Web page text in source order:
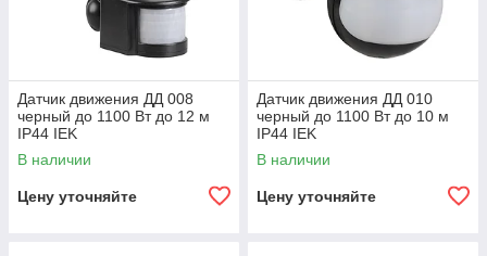
Датчик движения ДД 008
черный до 1100 Вт до 12 м
IP44 IEK
В наличии
Цену уточняйте
Датчик движения ДД 010
черный до 1100 Вт до 10 м
IP44 IEK
В наличии
Цену уточняйте